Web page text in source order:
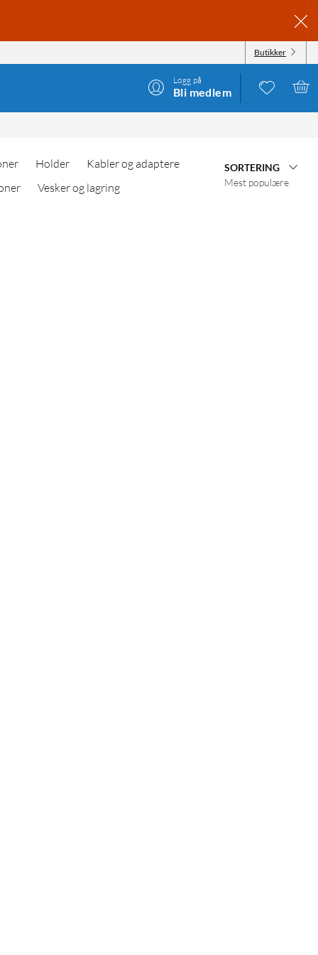
Butikker
Logg på
Bli medlem
Holder
Kabler og adaptere
Vesker og lagring
SORTERING
Mest populære